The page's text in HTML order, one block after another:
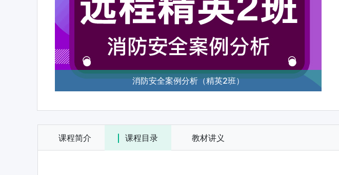
消防安全案例分析（精英2班）
课程简介 课程目录 教材讲义